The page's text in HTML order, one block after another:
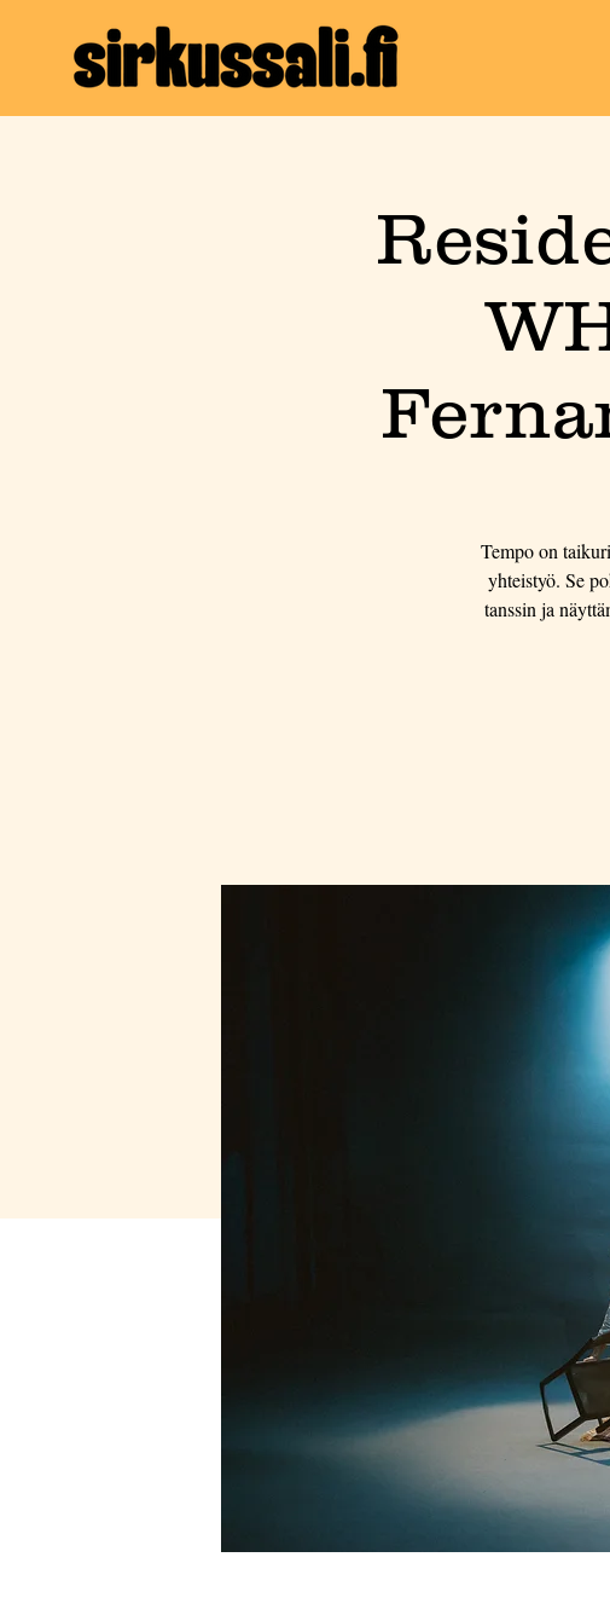
Tempo on
yhteistyö. Se
tanssin ja